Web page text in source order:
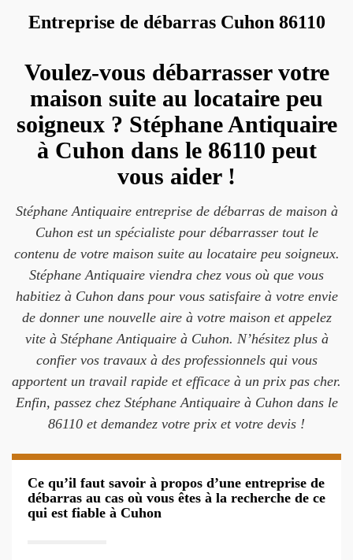
Entreprise de débarras Cuhon 86110
Voulez-vous débarrasser votre
maison suite au locataire peu
soigneux ? Stéphane Antiquaire
à Cuhon dans le 86110 peut
vous aider !
Stéphane Antiquaire entreprise de débarras de maison à
Cuhon est un spécialiste pour débarrasser tout le
contenu de votre maison suite au locataire peu soigneux.
Stéphane Antiquaire viendra chez vous où que vous
habitiez à Cuhon dans pour vous satisfaire à votre envie
de donner une nouvelle aire à votre maison et appelez
vite à Stéphane Antiquaire à Cuhon. N’hésitez plus à
confier vos travaux à des professionnels qui vous
apportent un travail rapide et efficace à un prix pas cher.
Enfin, passez chez Stéphane Antiquaire à Cuhon dans le
86110 et demandez votre prix et votre devis !
Ce qu’il faut savoir à propos d’une entreprise de
débarras au cas où vous êtes à la recherche de ce
qui est fiable à Cuhon